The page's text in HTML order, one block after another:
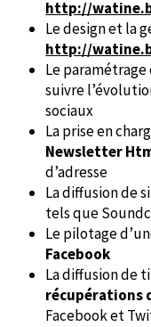
http://
Le design et la
http://
Le
suivre
sociaux
La prise en
Newsletter
d’adresse
La diffusion de
tels que
Le pilotage
Facebook
La diffusion de
récupérations
Facebook et